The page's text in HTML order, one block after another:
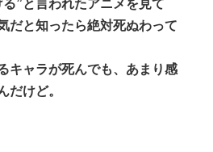
”と言われたアニメを見て
だと知ったら絶対死ぬわって
キャラが死んでも、あまり感
だけど。